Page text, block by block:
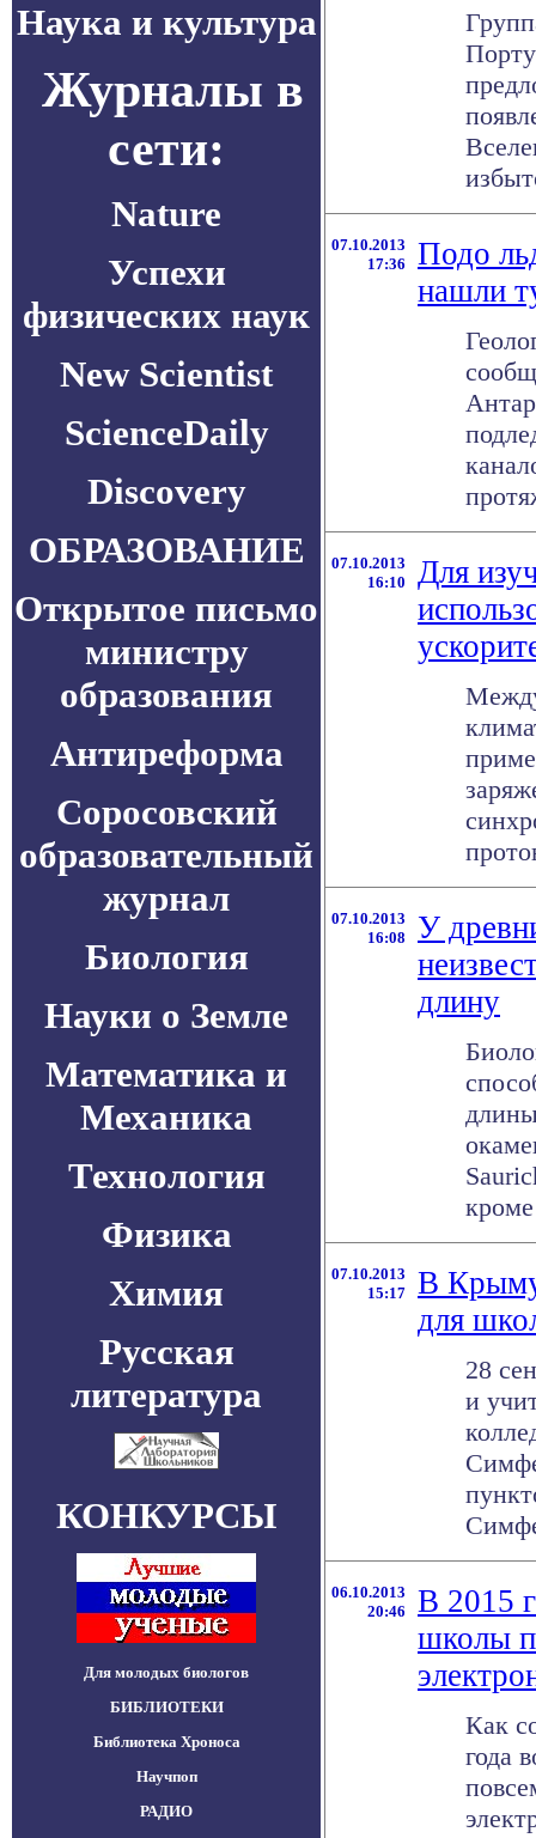
Наука и культура
Журналы в
сети:
Nature
Успехи
физических наук
New Scientist
ScienceDaily
Discovery
ОБРАЗОВАНИЕ
Открытое письмо
министру
образования
Антиреформа
Соросовский
образовательный
журнал
Биология
Науки о Земле
Математика и
Механика
Технология
Физика
Химия
Русская
литература
КОНКУРСЫ
Для молодых биологов
БИБЛИОТЕКИ
Библиотека Хроноса
Научпоп
РАДИО
07.10.2013
17:36
Подо
нашли
07.10.2013
16:10
Для
07.10.2013
16:08
У
длину
07.10.2013
15:17
В
для
28
и
06.10.2013
20:46
В 2015
школы
Как
года